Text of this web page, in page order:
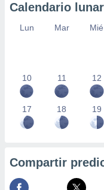
Calendario lunar
Lun Mar Mié
10 11 12
17 18 19
Compartir